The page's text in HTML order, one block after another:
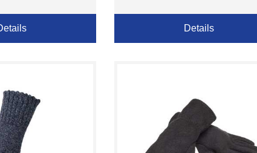
Details